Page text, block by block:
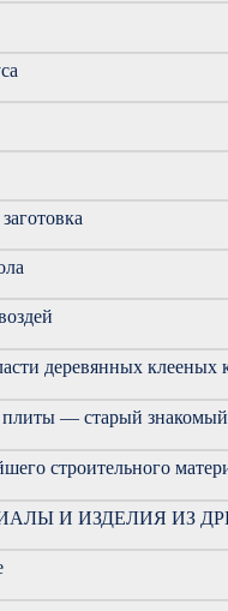
деревянных клееных
плиты — старый
строительного
И ИЗДЕЛИЯ ИЗ